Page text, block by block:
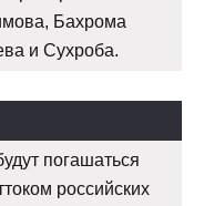
Бахрома
и Сухроба.
погашаться
российских